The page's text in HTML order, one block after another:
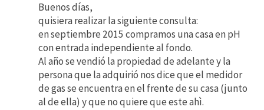
Buenos días,
quisiera realizar la siguiente consulta:
en septiembre 2015 compramos una casa en pH
con entrada independiente al fondo.
Al año se vendió la propiedad de adelante y la
persona que la adquirió nos dice que el medidor
de gas se encuentra en el frente de su casa (junto
al de ella) y que no quiere que este ahì.